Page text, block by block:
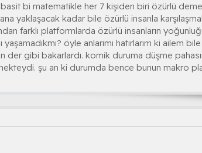
bi matematikle her 7 kişiden biri özürlü
yaklaşacak kadar bile özürlü insanla
farklı platformlarda özürlü insanların
öyle anlarımı hatırlarım ki ailem
gibi bakarlardı. komik duruma düşme
şu an ki durumda bence bunun makro